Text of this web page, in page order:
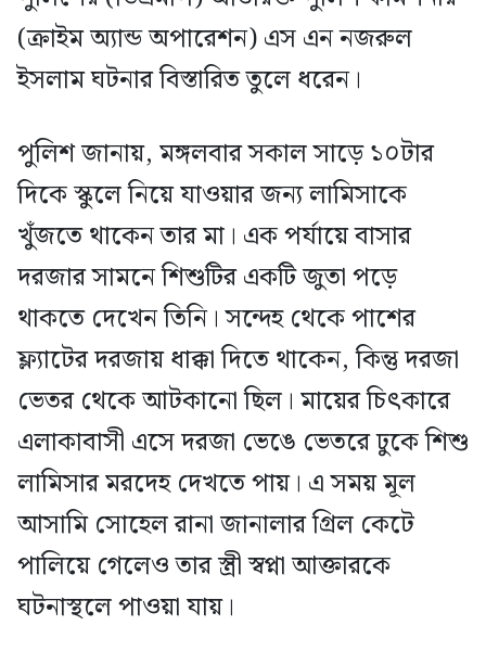
(ক্রাইম অ্যান্ড অপারেশন) এস এন নজরুল
ইসলাম ঘটনার বিস্তারিত তুলে ধরেন।
পুলিশ জানায়, মঙ্গলবার সকাল সাড়ে ১০টার
দিকে স্কুলে নিয়ে যাওয়ার জন্য লামিসাকে
খুঁজতে থাকেন তার মা। এক পর্যায়ে বাসার
দরজার সামনে শিশুটির একটি জুতা পড়ে
থাকতে দেখেন তিনি। সন্দেহ থেকে পাশের
ফ্ল্যাটের দরজায় ধাক্কা দিতে থাকেন, কিন্তু দরজা
ভেতর থেকে আটকানো ছিল। মায়ের চিৎকারে
এলাকাবাসী এসে দরজা ভেঙে ভেতরে ঢুকে শিশু
লামিসার মরদেহ দেখতে পায়। এ সময় মূল
আসামি সোহেল রানা জানালার গ্রিল কেটে
পালিয়ে গেলেও তার স্ত্রী স্বপ্না আক্তারকে
ঘটনাস্থলে পাওয়া যায়।